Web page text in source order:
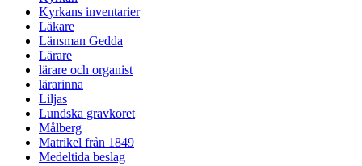
Kyrkans inventarier
Läkare
Länsman Gedda
Lärare
lärare och organist
lärarinna
Liljas
Lundska gravkoret
Målberg
Matrikel från 1849
Medeltida beslag